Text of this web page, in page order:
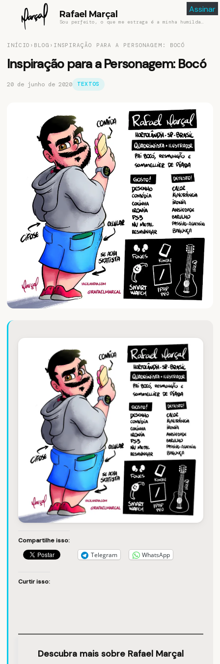
Rafael Marçal
INÍCIO › BLOG › INSPIRAÇÃO PARA A PERSONAGEM: BOCÓ
Inspiração para a Personagem: Bocó
20 de junho de 2020 TEXTOS
Compartilhe isso:
Telegram WhatsApp
Curtir isso:
Descubra mais sobre Rafael Marçal
Assinar